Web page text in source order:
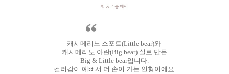
캐시메리노 스포트(Little bear)와
캐시메리노 아란(Big bear) 실로 만든
Big & Little bear입니다.
컬러감이 예뻐서 더 손이 가는 인형이에요.